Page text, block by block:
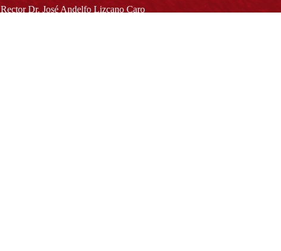
Rector Dr. José Andelfo Lizcano Caro